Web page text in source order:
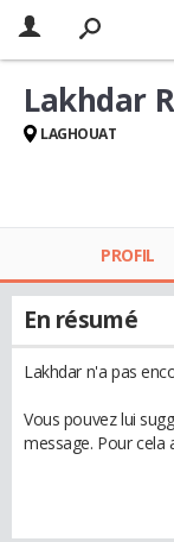
Lakhdar
LAGHOUAT
PROFIL
En résumé
Lakhdar n'a pas
Vous pouvez lui
message. Pour cela